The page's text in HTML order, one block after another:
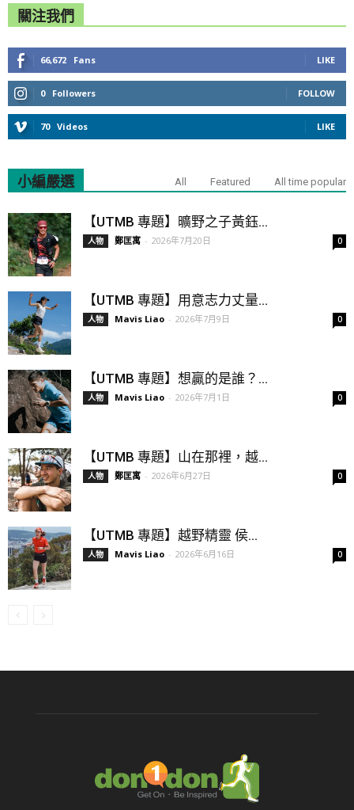
關注我們
66,672 Fans LIKE
0 Followers FOLLOW
70 Videos LIKE
小編嚴選 All Featured All time popular
【UTMB 專題】曠野之子黃鈺...
人物 鄭匡寓 - 2026年7月20日 0
【UTMB 專題】用意志力丈量...
人物 Mavis Liao - 2026年7月9日 0
【UTMB 專題】想贏的是誰？...
人物 Mavis Liao - 2026年7月1日 0
【UTMB 專題】山在那裡，越...
人物 鄭匡寓 - 2026年6月27日 0
【UTMB 專題】越野精靈 侯...
人物 Mavis Liao - 2026年6月16日 0